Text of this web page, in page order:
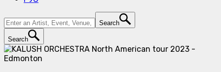
Search
Search